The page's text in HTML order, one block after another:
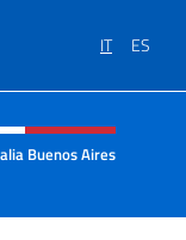
IT ES
e menù
Buenos Aires